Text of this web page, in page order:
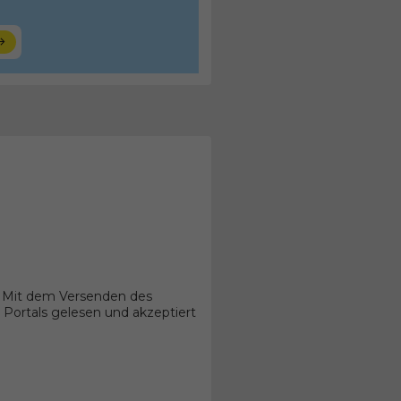
dem Versenden des
Portals gelesen und akzeptiert